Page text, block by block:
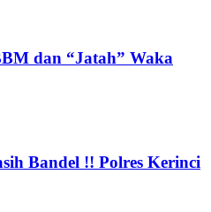
dan “Jatah” Waka
Bandel !! Polres Kerinci